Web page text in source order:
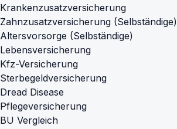
Krankenzusatzversicherung
Zahnzusatzversicherung (Selbständige)
Altersvorsorge (Selbständige)
Lebensversicherung
Kfz-Versicherung
Sterbegeldversicherung
Dread Disease
Pflegeversicherung
BU Vergleich